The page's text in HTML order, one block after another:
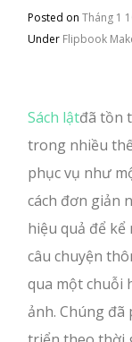
Posted onTháng 1
Under Flipbook
Sách lậtđã tồn
trong nhiều
phục vụ như
cách đơn giản
hiệu quả để kể
câu chuyện
qua một chuỗi
ảnh. Chúng đã